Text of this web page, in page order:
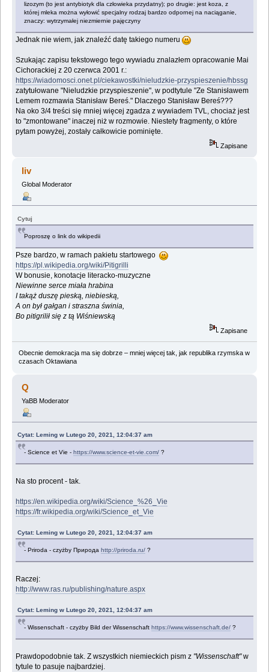
lizozym (to jest antybiotyk dla człowieka przydatny); po drugie: jest koza, z
której mleka można wyłowić specjalny rodzaj bardzo odpornej na naciąganie,
znaczy: wytrzymałej niezmiernie pajęczyny
Jednak nie wiem, jak znaleźć datę takiego numeru
Szukając zapisu tekstowego tego wywiadu znalazłem opracowanie Mai
Cichorackiej z 20 czerwca 2001 r.:
https://wiadomosci.onet.pl/ciekawostki/nieludzkie-przyspieszenie/hbssg
zatytułowane "Nieludzkie przyspieszenie", w podtytule "Ze Stanisławem
Lemem rozmawia Stanisław Bereś." Dlaczego Stanisław Bereś???
Na oko 3/4 treści się mniej więcej zgadza z wywiadem TVL, chociaż jest
to "zmontowane" inaczej niż w rozmowie. Niestety fragmenty, o które
pytam powyżej, zostały całkowicie pominięte.
Zapisane
liv
Global Moderator
Cytuj
Poproszę o link do wikipedii
Psze bardzo, w ramach pakietu startowego
https://pl.wikipedia.org/wiki/Pitigrilli
W bonusie, konotacje literacko-muzyczne
Niewinne serce miała hrabina
I takąż duszę pieską, niebieską,
A on był gałgan i straszna świnia,
Bo pitigrilił się z tą Wiśniewską
Zapisane
Obecnie demokracja ma się dobrze – mniej więcej tak, jak republika rzymska w
czasach Oktawiana
Q
YaBB Moderator
Cytat: Leming w Lutego 20, 2021, 12:04:37 am
- Science et Vie -https://www.science-et-vie.com/ ?
Na sto procent - tak.
https://en.wikipedia.org/wiki/Science_%26_Vie
https://fr.wikipedia.org/wiki/Science_et_Vie
Cytat: Leming w Lutego 20, 2021, 12:04:37 am
- Priroda - czyżby Природаhttp://priroda.ru/ ?
Raczej:
http://www.ras.ru/publishing/nature.aspx
Cytat: Leming w Lutego 20, 2021, 12:04:37 am
- Wissenschaft - czyżby Bild der Wissenschafthttps://www.wissenschaft.de/ ?
Prawdopodobnie tak. Z wszystkich niemieckich pism z "Wissenschaft"w
tytule to pasuje najbardziej.